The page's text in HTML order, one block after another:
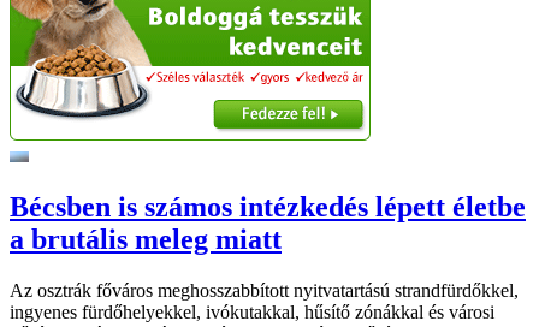
Bécsben is számos intézkedés lépett életbe
a brutális meleg miatt
Az osztrák főváros meghosszabbított nyitvatartású strandfürdőkkel,
ingyenes fürdőhelyekkel, ivókutakkal, hűsítő zónákkal és városi